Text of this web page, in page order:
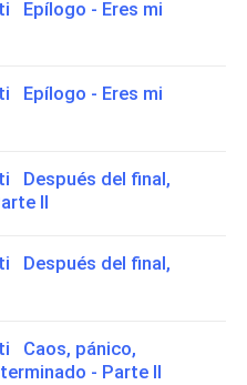
Epílogo - Eres mi
Epílogo - Eres mi
Después del final,
II
Después del final,
Caos, pánico,
- Parte II